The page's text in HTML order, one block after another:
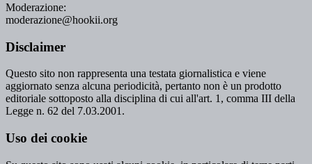
Moderazione:
moderazione@hookii.org
Disclaimer
Questo sito non rappresenta una testata giornalistica e viene
aggiornato senza alcuna periodicità, pertanto non è un prodotto
editoriale sottoposto alla disciplina di cui all'art. 1, comma III della
Legge n. 62 del 7.03.2001.
Uso dei cookie